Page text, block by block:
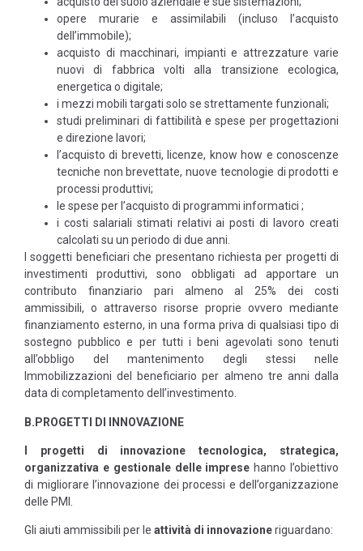
opere murarie e assimilabili (incluso l’acquisto
dell’immobile);
acquisto di macchinari, impianti e attrezzature varie
nuovi di fabbrica volti alla transizione ecologica,
energetica o digitale;
i mezzi mobili targati solo se strettamente funzionali;
studi preliminari di fattibilità e spese per progettazioni
e direzione lavori;
l’acquisto di brevetti, licenze, know how e conoscenze
tecniche non brevettate, nuove tecnologie di prodotti e
processi produttivi;
le spese per l’acquisto di programmi informatici ;
i costi salariali stimati relativi ai posti di lavoro creati
calcolati su un periodo di due anni.
I soggetti beneficiari che presentano richiesta per progetti di
investimenti produttivi, sono obbligati ad apportare un
contributo finanziario pari almeno al 25% dei costi
ammissibili, o attraverso risorse proprie ovvero mediante
finanziamento esterno, in una forma priva di qualsiasi tipo di
sostegno pubblico e per tutti i beni agevolati sono tenuti
all’obbligo del mantenimento degli stessi nelle
Immobilizzazioni del beneficiario per almeno tre anni dalla
data di completamento dell’investimento.
B.PROGETTI DI INNOVAZIONE
I progetti di innovazione tecnologica, strategica,
organizzativa e gestionale delle imprese hanno l’obiettivo
di migliorare l’innovazione dei processi e dell’organizzazione
delle PMI.
Gli aiuti ammissibili per le attività di innovazioneriguardano: